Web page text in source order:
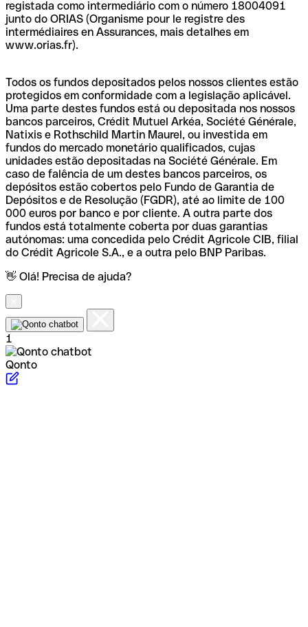
registada como intermediário com o número 18004091
junto do ORIAS (Organisme pour le registre des
intermédiaires en Assurances, mais detalhes em
www.orias.fr).
Todos os fundos depositados pelos nossos clientes estão
protegidos em conformidade com a legislação aplicável.
Uma parte destes fundos está ou depositada nos nossos
bancos parceiros, Crédit Mutuel Arkéa, Société Générale,
Natixis e Rothschild Martin Maurel, ou investida em
fundos do mercado monetário qualificados, cujas
unidades estão depositadas na Société Générale. Em
caso de falência de um destes bancos parceiros, os
depósitos estão cobertos pelo Fundo de Garantia de
Depósitos e de Resolução (FGDR), até ao limite de 100
000 euros por banco e por cliente. A outra parte dos
fundos está totalmente coberta por duas garantias
autónomas: uma concedida pelo Crédit Agricole CIB, filial
do Crédit Agricole S.A., e a outra pelo BNP Paribas.
👋 Olá! Precisa de ajuda?
1
Qonto